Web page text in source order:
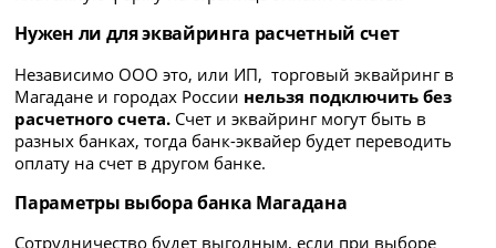
Нужен ли для эквайринга расчетный счет
Независимо ООО это, или ИП, торговый эквайринг в
Магадане и городах России нельзя подключить без
расчетного счета. Счет и эквайринг могут быть в
разных банках, тогда банк-эквайер будет переводить
оплату на счет в другом банке.
Параметры выбора банка Магадана
Сотрудничество будет выгодным, если при выборе